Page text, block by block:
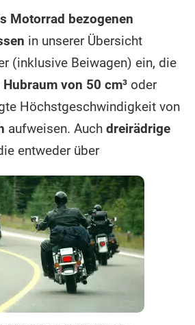
Motorrad bezogenen
in unserer Übersicht
(inklusive Beiwagen) ein, die
von 50 cm³ oder
Höchstgeschwindigkeit von
aufweisen. Auch dreirädrige
entweder über